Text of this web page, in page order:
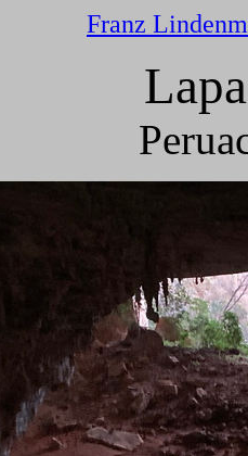
Franz